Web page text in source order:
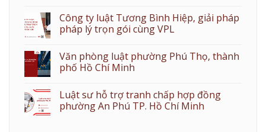
Công ty luật Tương Bình Hiệp, giải pháp
pháp lý trọn gói cùng VPL
Văn phòng luật phường Phú Thọ, thành
phố Hồ Chí Minh
Luật sư hỗ trợ tranh chấp hợp đồng
phường An Phú TP. Hồ Chí Minh